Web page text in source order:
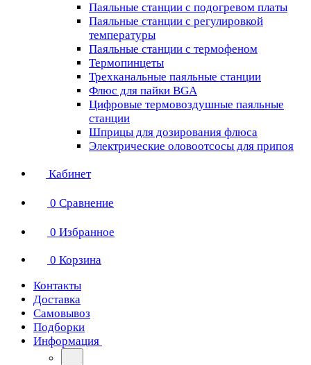
Паяльные станции с подогревом платы
Паяльные станции с регулировкой
температуры
Паяльные станции с термофеном
Термопинцеты
Трехканальные паяльные станции
Флюс для пайки BGA
Цифровые термовоздушные паяльные
станции
Шприцы для дозирования флюса
Электрические оловоотсосы для припоя
Кабинет
0 Сравнение
0 Избранное
0 Корзина
Контакты
Доставка
Самовывоз
Подборки
Информация